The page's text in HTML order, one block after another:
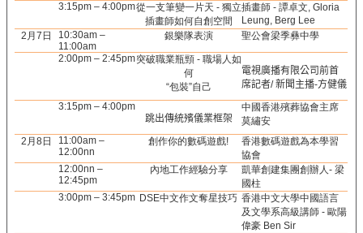
3:15pm – 4:00pm從一支筆變一片天 - 獨立
插畫師如何自創空間
插畫師 - 譚卓文, Gloria
Leung, Berg Lee
2月7日
10:30am –
11:00am
銀樂隊表演
聖公會梁季彝中學
2:00pm – 2:45pm突破職業瓶頸 - 職場人如
何
“包裝”自己
電視廣播有限公司前首
席記者/新聞主播-方健儀
3:15pm – 4:00pm
跳出傳統殯儀業框架
中國香港殯葬協會主席
莫繡安
2月8日
11:00am –
12:00nn
創作你的數碼遊戲!
香港數碼遊戲為本學習
協會
12:00nn –
12:45pm
內地工作經驗分享
凱華創建集團創辦人- 梁
國柱
3:00pm – 3:45pm DSE中文作文奪星技巧 香港中文大學中國語言
及文學系高級講師 - 歐陽
偉豪 Ben Sir